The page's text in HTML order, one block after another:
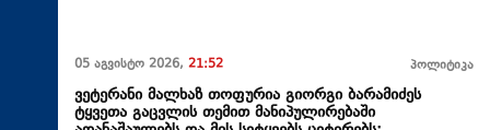
05 აგვისტო 2026, 21:52 პოლიტიკა
ვეტერანი მალხაზ თოფურია გიორგი ბარამიძეს
ტყვეთა გაცვლის თემით მანიპულირებაში